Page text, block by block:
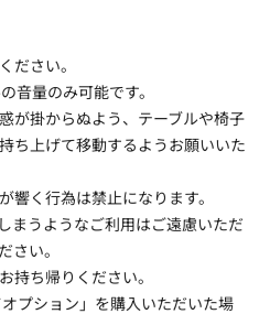
ださい。
音量のみ可能です。
が掛からぬよう、テーブルや椅子
ち上げて移動するようお願いいた
響く行為は禁止になります。
まうようなご利用はご遠慮いただ
さい。
持ち帰りください。